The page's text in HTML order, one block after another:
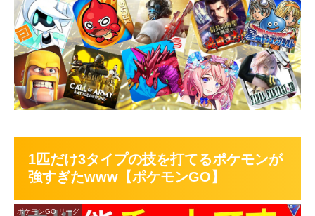
1匹だけ3タイプの技を打てるポケモンが
強すぎたwww【ポケモンGO】
ポケモンGO リーグ